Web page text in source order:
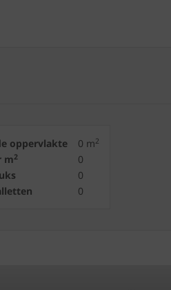
oppervlakte 0 m2
m2
0
0
0